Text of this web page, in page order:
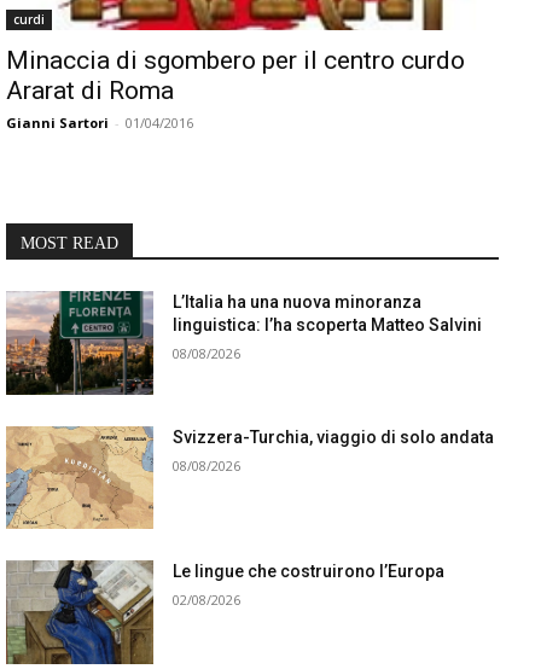
curdi
Minaccia di sgombero per il centro curdo
Ararat di Roma
Gianni Sartori - 01/04/2016
MOST READ
L’Italia ha una nuova minoranza
linguistica: l’ha scoperta Matteo Salvini
08/08/2026
Svizzera-Turchia, viaggio di solo andata
08/08/2026
Le lingue che costruirono l’Europa
02/08/2026